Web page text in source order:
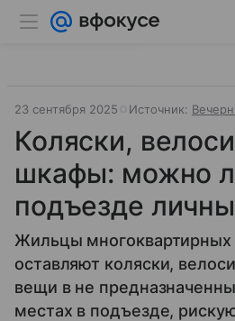
23 сентября 2025 Источник:
Коляски,
шкафы: можно
подъезде
Жильцы
оставляют коляски,
вещи в не
местах в подъезде,